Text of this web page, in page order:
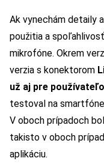
Ak vynechám detaily
použitia a
mikrofóne. Okrem
verzia s konektorom
už aj pre
testoval na
V oboch prípadoch
takisto v oboch
aplikáciu.